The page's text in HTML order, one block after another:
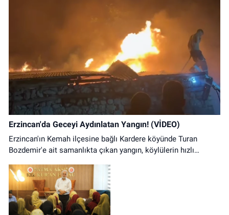
Erzincan'da Geceyi Aydınlatan Yangın! (VİDEO)
Erzincan'ın Kemah ilçesine bağlı Kardere köyünde Turan
Bozdemir'e ait samanlıkta çıkan yangın, köylülerin hızlı
yaşanmazken samanlıkta büyük çapta maddi hasar oluştu.